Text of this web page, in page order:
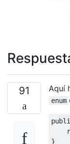
91 Aquí
enum
}